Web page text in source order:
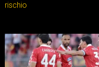
rischio